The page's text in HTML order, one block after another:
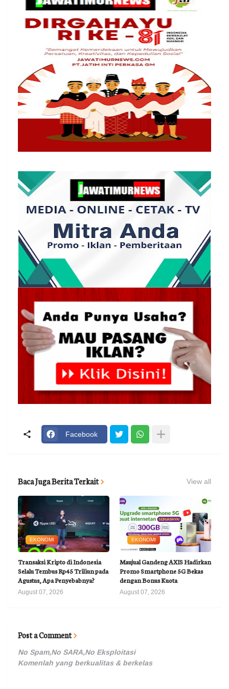
Facebook
Baca Juga Berita Terkait View all
EKONOMI
Transaksi Kripto di Indonesia
Selalu Tembus Rp45 Triliun pada
Agustus, Apa Penyebabnya?
August 07, 2026
EKONOMI
Maujual Gandeng AXIS Hadirkan
Promo Smartphone 5G Bekas
dengan Bonus Kuota
August 07, 2026
Post a Comment
No Spam,No SARA,No Eksploitasi
Komenlah yang berkualitas & berkelas